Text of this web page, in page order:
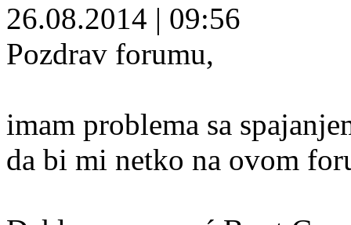
26.08.2014 | 09:56
Pozdrav forumu,
imam problema sa
da bi mi netko na ovom